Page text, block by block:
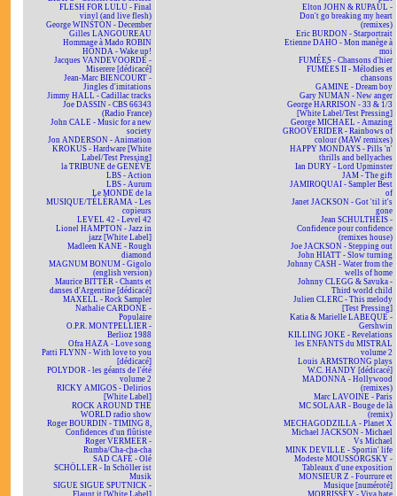
FLESH FOR LULU - Final
vinyl (and live flesh)
George WINSTON - December
Gilles LANGOUREAU
Hommage à Mado ROBIN
HONDA - Wake up!
Jacques VANDEVOORDE -
Miserere [dédicacé]
Jean-Marc BIENCOURT -
Jingles d'imitations
Jimmy HALL - Cadillac tracks
Joe DASSIN - CBS 66343
(Radio France)
John CALE - Music for a new
society
Jon ANDERSON - Animation
KROKUS - Hardware [White
Label/Test Pressing]
la TRIBUNE de GENÈVE
LBS - Action
LBS - Aurum
Le MONDE de la
MUSIQUE/TÉLÉRAMA - Les
copieurs
LEVEL 42 - Level 42
Lionel HAMPTON - Jazz in
jazz [White Label]
Madleen KANE - Rough
diamond
MAGNUM BONUM - Gigolo
(english version)
Maurice BITTER - Chants et
danses d'Argentine [dédicacé]
MAXELL - Rock Sampler
Nathalie CARDONE -
Populaire
O.P.R. MONTPELLIER -
Berlioz 1988
Ofra HAZA - Love song
Patti FLYNN - With love to you
[dédicacé]
POLYDOR - les géants de l'été
volume 2
RICKY AMIGOS - Delirios
[White Label]
ROCK AROUND THE
WORLD radio show
Roger BOURDIN - TIMING 8,
Confidences d'un flûtiste
Roger VERMEER -
Rumba/Cha-cha-cha
SAD CAFÉ - Olé
SCHÖLLER - In Schöller ist
Musik
SIGUE SIGUE SPUTNICK -
Flaunt it [White Label]
Elton JOHN & RUPAUL -
Don't go breaking my heart
(remixes)
Eric BURDON - Starportrait
Etienne DAHO - Mon manège à
moi
FUMÉES - Chansons d'hier
FUMÉES II - Mélodies et
chansons
GAMINE - Dream boy
Gary NUMAN - New anger
George HARRISON - 33 & 1/3
[White Label/Test Pressing]
George MICHAEL - Amazing
GROOVERIDER - Rainbows of
colour (MAW remixes)
HAPPY MONDAYS - Pills 'n'
thrills and bellyaches
Ian DURY - Lord Upminster
JAM - The gift
JAMIROQUAI - Sampler Best
of
Janet JACKSON - Got 'til it's
gone
Jean SCHULTHEIS -
Confidence pour confidence
(remixes house)
Joe JACKSON - Stepping out
John HIATT - Slow turning
Johnny CASH - Water from the
wells of home
Johnny CLEGG & Savuka -
Third world child
Julien CLERC - This melody
[Test Pressing]
Katia & Marielle LABEQUE -
Gershwin
KILLING JOKE - Revelations
les ENFANTS du MISTRAL
volume 2
Louis ARMSTRONG plays
W.C. HANDY [dédicacé]
MADONNA - Hollywood
(remixes)
Marc LAVOINE - Paris
MC SOLAAR - Bouge de là
(remix)
MECHAGODZILLA - Planet X
Michael JACKSON - Michael
Vs Michael
MINK DEVILLE - Sportin' life
Modeste MOUSSORGSKY -
Tableaux d'une exposition
MONSIEUR Z - Fourrure et
Musique [numéroté]
MORRISSEY - Viva hate